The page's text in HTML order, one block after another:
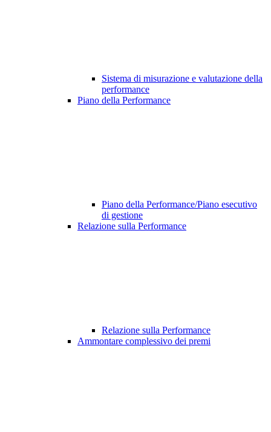
Sistema di misurazione e valutazione della
performance
Piano della Performance
Piano della Performance/Piano esecutivo
di gestione
Relazione sulla Performance
Relazione sulla Performance
Ammontare complessivo dei premi